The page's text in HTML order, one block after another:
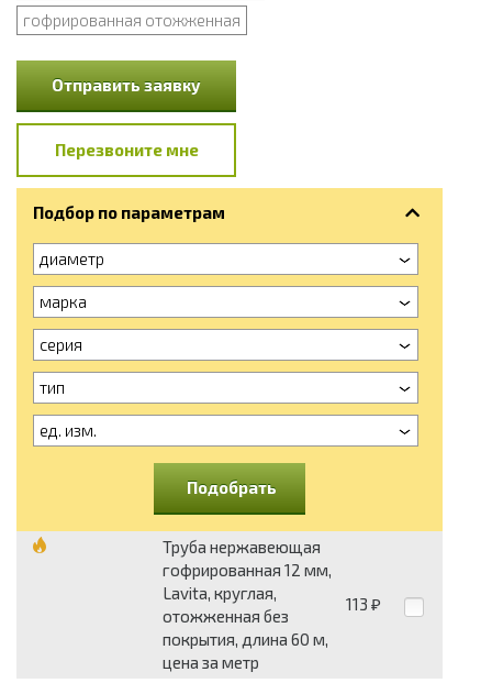
гофрированная отожженная
Отправить заявку
Перезвоните мне
Подбор по параметрам
диаметр
марка
серия
тип
ед. изм.
Подобрать
Труба нержавеющая
гофрированная 12 мм,
Lavita, круглая,
отожженная без
покрытия, длина 60 м,
цена за метр
113 ₽